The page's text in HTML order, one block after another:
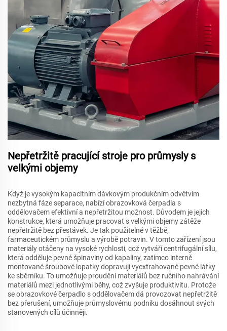
Nepřetržitě pracující stroje pro průmysly s
velkými objemy
Když je vysokým kapacitním dávkovým produkčním odvětvím
nezbytná fáze separace, nabízí obrazovková čerpadla s
oddělovačem efektivní a nepřetržitou možnost. Důvodem je jejich
konstrukce, která umožňuje pracovat s velkými objemy zátěže
nepřetržitě bez přestávek. Je tak použitelné v těžbě,
farmaceutickém průmyslu a výrobě potravin. V tomto zařízení jsou
materiály otáčeny na vysoké rychlosti, což vytváří centrifugální sílu,
která odděluje pevné špinaviny od kapaliny, zatímco interně
montované šroubové lopatky dopravují vyextrahované pevné látky
ke sběrníku. To umožňuje proudění materiálů bez ručního nahrávání
materiálů mezi jednotlivými běhy, což zvyšuje produktivitu. Protože
se obrazovkové čerpadlo s oddělovačem dá provozovat nepřetržitě
bez přerušení, umožňuje průmyslovému podniku dosáhnout svých
stanovených cílů účinněji.